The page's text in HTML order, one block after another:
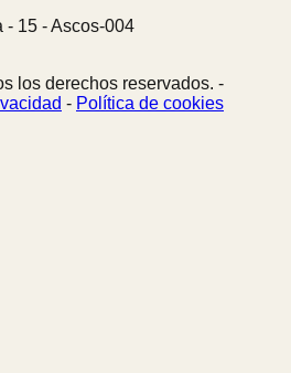
- 15 - Ascos-004
los derechos reservados. -
- Política de cookies